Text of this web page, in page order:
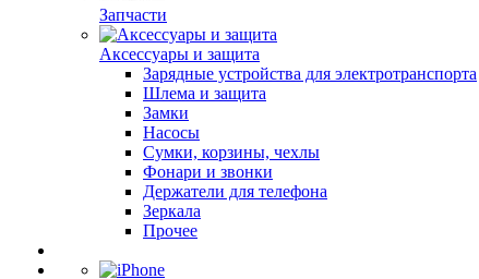
Запчасти
Аксессуары и защита
Зарядные устройства для электротранспорта
Шлема и защита
Замки
Насосы
Сумки, корзины, чехлы
Фонари и звонки
Держатели для телефона
Зеркала
Прочее